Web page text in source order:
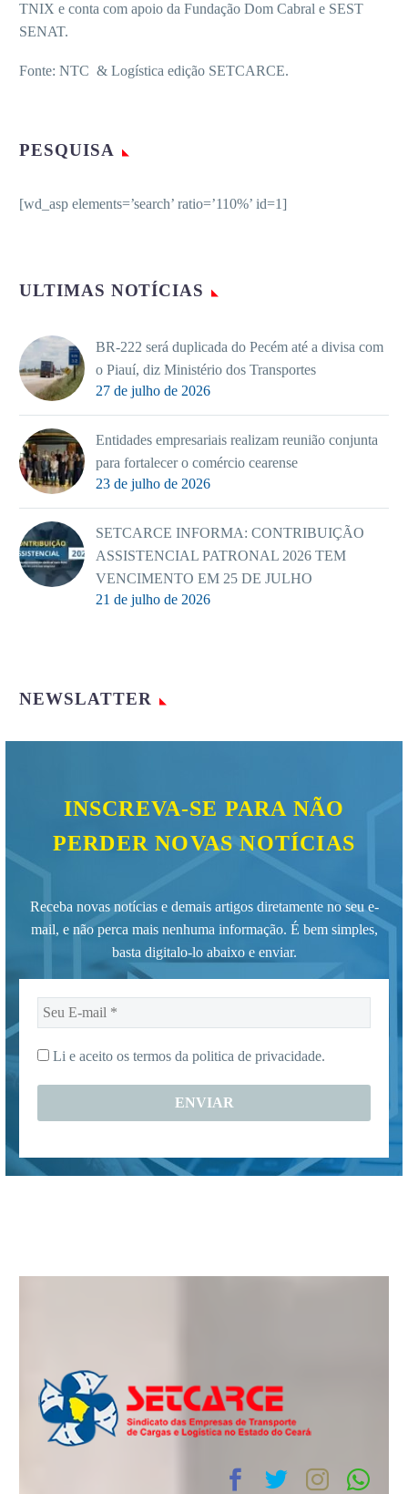
TNIX e conta com apoio da Fundação Dom Cabral e SEST
SENAT.
Fonte: NTC & Logística edição SETCARCE.
PESQUISA
[wd_asp elements=’search’ ratio=’110%’ id=1]
ULTIMAS NOTÍCIAS
BR-222 será duplicada do Pecém até a divisa com
o Piauí, diz Ministério dos Transportes
27 de julho de 2026
Entidades empresariais realizam reunião conjunta
para fortalecer o comércio cearense
23 de julho de 2026
SETCARCE INFORMA: CONTRIBUIÇÃO
ASSISTENCIAL PATRONAL 2026 TEM
VENCIMENTO EM 25 DE JULHO
21 de julho de 2026
NEWSLATTER
INSCREVA-SE PARA NÃO
PERDER NOVAS NOTÍCIAS
Receba novas notícias e demais artigos diretamente no seu e-
mail, e não perca mais nenhuma informação. É bem simples,
basta digitalo-lo abaixo e enviar.
Seu
E-
mail
*
Li e aceito os termos da politica de privacidade.